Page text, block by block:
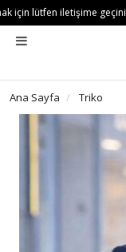
için lütfen iletişime geçiniz•
Ana Sayfa Triko